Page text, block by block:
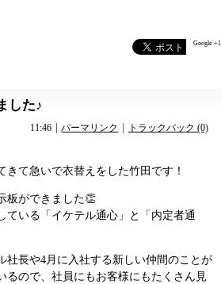
Google +1
した♪
11:46 パーマリンク トラックバック (0)
きて急いで衣替えをした竹田です！
板ができました👏
ている「イケテル通心」と「内定者通
社長や4月に入社する新しい仲間のことが
るので、社員にもお客様にもたくさん見